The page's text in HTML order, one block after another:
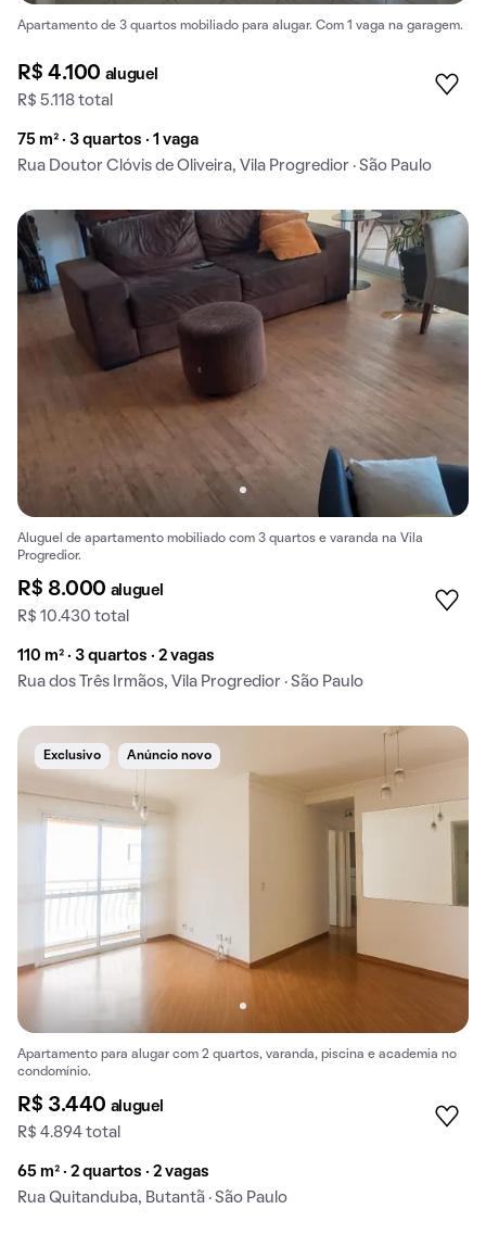
Apartamento de 3 quartos mobiliado para alugar. Com 1 vaga na garagem.
R$ 4.100 aluguel
R$ 5.118 total
75 m² · 3 quartos · 1 vaga
Rua Doutor Clóvis de Oliveira, Vila Progredior · São Paulo
Aluguel de apartamento mobiliado com 3 quartos e varanda na Vila
Progredior.
R$ 8.000 aluguel
R$ 10.430 total
110 m² · 3 quartos · 2 vagas
Rua dos Três Irmãos, Vila Progredior · São Paulo
Exclusivo Anúncio novo
Apartamento para alugar com 2 quartos, varanda, piscina e academia no
condomínio.
R$ 3.440 aluguel
R$ 4.894 total
65 m² · 2 quartos · 2 vagas
Rua Quitanduba, Butantã · São Paulo